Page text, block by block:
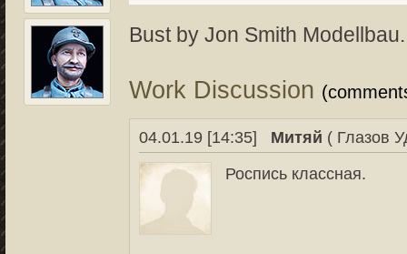
Bust by Jon Smith Modellbau.
Work Discussion
04.01.19 [14:35] Митяй ( Глазов
Роспись классная.